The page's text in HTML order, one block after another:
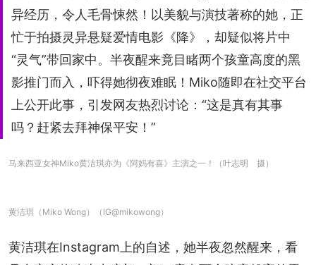
异经历，令人毛骨悚然！以美貌与演技著称的她，正
忙于拍摄灵异悬疑爱情电影《降》，却疑似将片中
“灵气”带回家中。半夜醒来竟目睹两个孩童高度的黑
影推门而入，吓得她彻夜难眠！Miko随即在社交平台
上公开此事，引发网友热烈讨论：“这是真有其事
吗？赶紧去拜神保平安！”
马来西亚女神Miko黄洁琪亦为《阿妈有喜》主演之一！（叶志明 摄）
黄洁琪（Miko Wong）（IG@mikowong）
黄洁琪在Instagram上的自述，她半夜忽然醒来，看